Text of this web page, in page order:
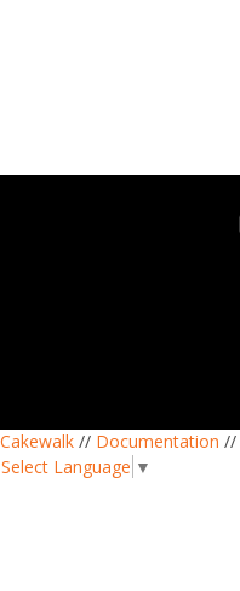
Cakewalk // Documentation //
Select Language ▼